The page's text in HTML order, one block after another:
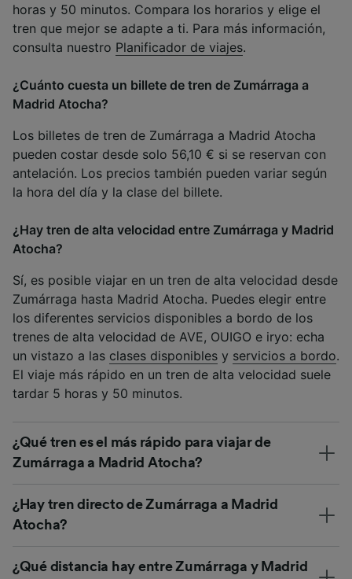
horas y 50 minutos. Compara los horarios y elige el
tren que mejor se adapte a ti. Para más información,
consulta nuestro Planificador de viajes.
¿Cuánto cuesta un billete de tren de Zumárraga a
Madrid Atocha?
Los billetes de tren de Zumárraga a Madrid Atocha
pueden costar desde solo 56,10 € si se reservan con
antelación. Los precios también pueden variar según
la hora del día y la clase del billete.
¿Hay tren de alta velocidad entre Zumárraga y Madrid
Atocha?
Sí, es posible viajar en un tren de alta velocidad desde
Zumárraga hasta Madrid Atocha. Puedes elegir entre
los diferentes servicios disponibles a bordo de los
trenes de alta velocidad de AVE, OUIGO e iryo: echa
un vistazo a las clases disponibles y servicios a bordo.
El viaje más rápido en un tren de alta velocidad suele
tardar 5 horas y 50 minutos.
¿Qué tren es el más rápido para viajar de
Zumárraga a Madrid Atocha?
¿Hay tren directo de Zumárraga a Madrid
Atocha?
¿Qué distancia hay entre Zumárraga y Madrid